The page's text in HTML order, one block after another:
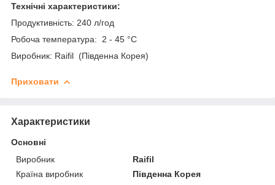
Технічні характеристики:
Продуктивність: 240 л/год
Робоча температура: 2 - 45 °C
Виробник: Raifil (Південна Корея)
Приховати
Характеристики
Основні
Виробник
Raifil
Країна виробник
Південна Корея